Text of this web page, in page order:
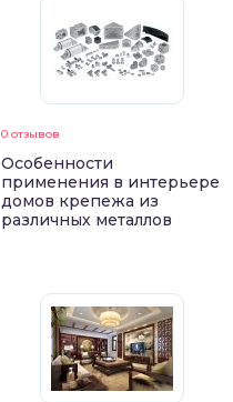
0 отзывов
Особенности
применения в интерьере
домов крепежа из
различных металлов